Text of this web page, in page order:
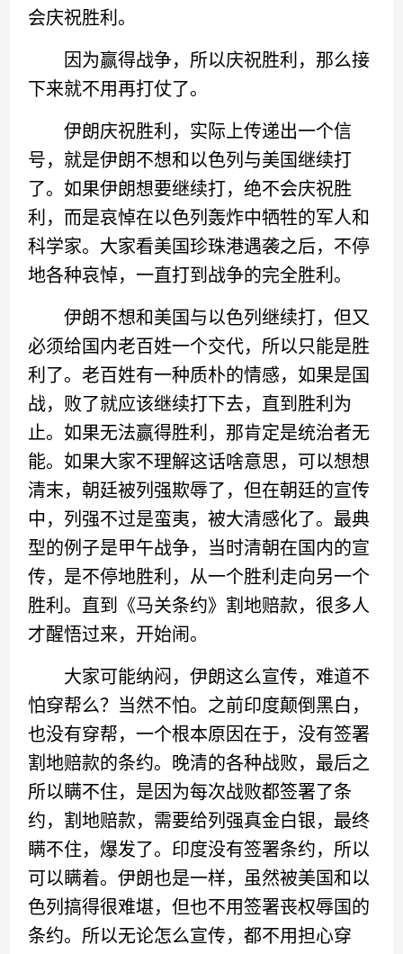
会庆祝胜利。
因为赢得战争，所以庆祝胜利，那么接
下来就不用再打仗了。
伊朗庆祝胜利，实际上传递出一个信
号，就是伊朗不想和以色列与美国继续打
了。如果伊朗想要继续打，绝不会庆祝胜
利，而是哀悼在以色列轰炸中牺牲的军人和
科学家。大家看美国珍珠港遇袭之后，不停
地各种哀悼，一直打到战争的完全胜利。
伊朗不想和美国与以色列继续打，但又
必须给国内老百姓一个交代，所以只能是胜
利了。老百姓有一种质朴的情感，如果是国
战，败了就应该继续打下去，直到胜利为
止。如果无法赢得胜利，那肯定是统治者无
能。如果大家不理解这话啥意思，可以想想
清末，朝廷被列强欺辱了，但在朝廷的宣传
中，列强不过是蛮夷，被大清感化了。最典
型的例子是甲午战争，当时清朝在国内的宣
传，是不停地胜利，从一个胜利走向另一个
胜利。直到《马关条约》割地赔款，很多人
才醒悟过来，开始闹。
大家可能纳闷，伊朗这么宣传，难道不
怕穿帮么？当然不怕。之前印度颠倒黑白，
也没有穿帮，一个根本原因在于，没有签署
割地赔款的条约。晚清的各种战败，最后之
所以瞒不住，是因为每次战败都签署了条
约，割地赔款，需要给列强真金白银，最终
瞒不住，爆发了。印度没有签署条约，所以
可以瞒着。伊朗也是一样，虽然被美国和以
色列搞得很难堪，但也不用签署丧权辱国的
条约。所以无论怎么宣传，都不用担心穿